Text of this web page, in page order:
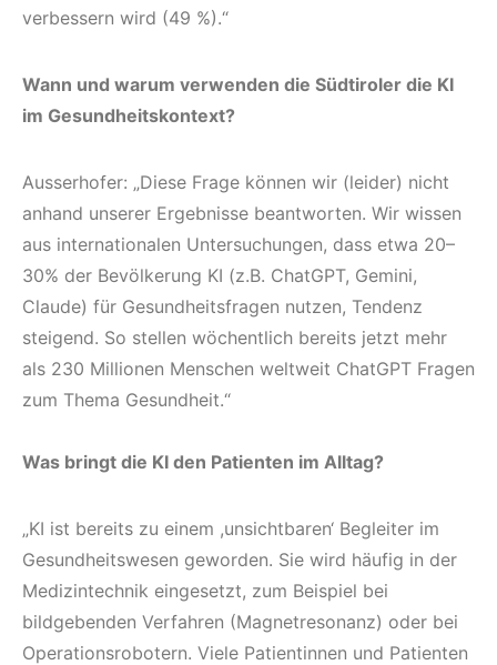
verbessern wird (49 %).“
Wann und warum verwenden die Südtiroler die KI
im Gesundheitskontext?
Ausserhofer: „Diese Frage können wir (leider) nicht
anhand unserer Ergebnisse beantworten. Wir wissen
aus internationalen Untersuchungen, dass etwa 20–
30% der Bevölkerung KI (z.B. ChatGPT, Gemini,
Claude) für Gesundheitsfragen nutzen, Tendenz
steigend. So stellen wöchentlich bereits jetzt mehr
als 230 Millionen Menschen weltweit ChatGPT Fragen
zum Thema Gesundheit.“
Was bringt die KI den Patienten im Alltag?
„KI ist bereits zu einem ,unsichtbaren‘ Begleiter im
Gesundheitswesen geworden. Sie wird häufig in der
Medizintechnik eingesetzt, zum Beispiel bei
bildgebenden Verfahren (Magnetresonanz) oder bei
Operationsrobotern. Viele Patientinnen und Patienten